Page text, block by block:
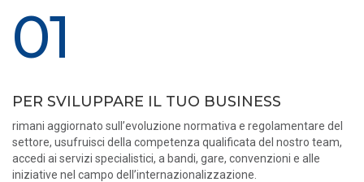
01
PER SVILUPPARE IL TUO BUSINESS
rimani aggiornato sull’evoluzione normativa e regolamentare del
settore, usufruisci della competenza qualificata del nostro team,
accedi ai servizi specialistici, a bandi, gare, convenzioni e alle
iniziative nel campo dell’internazionalizzazione.